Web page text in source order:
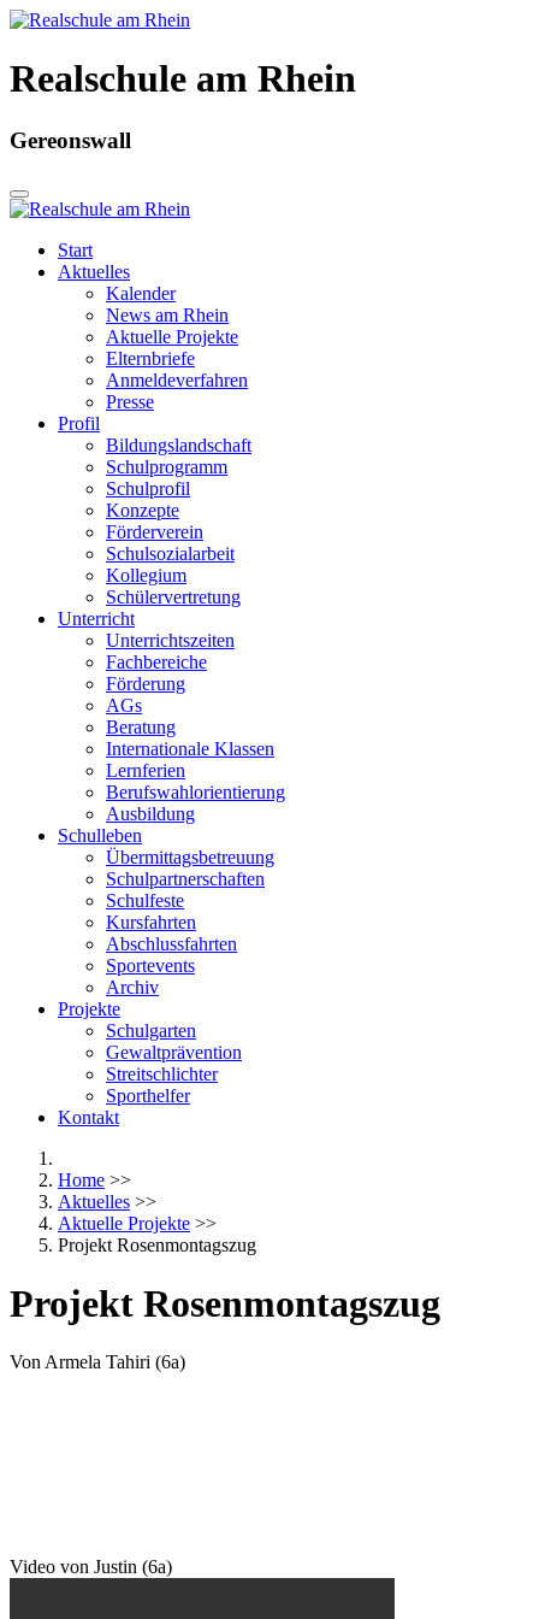
Realschule am Rhein
Gereonswall
Start
Aktuelles
Kalender
News am Rhein
Aktuelle Projekte
Elternbriefe
Anmeldeverfahren
Presse
Profil
Bildungslandschaft
Schulprogramm
Schulprofil
Konzepte
Förderverein
Schulsozialarbeit
Kollegium
Schülervertretung
Unterricht
Unterrichtszeiten
Fachbereiche
Förderung
AGs
Beratung
Internationale Klassen
Lernferien
Berufswahlorientierung
Ausbildung
Schulleben
Übermittagsbetreuung
Schulpartnerschaften
Schulfeste
Kursfahrten
Abschlussfahrten
Sportevents
Archiv
Projekte
Schulgarten
Gewaltprävention
Streitschlichter
Sporthelfer
Kontakt
Home >>
Aktuelles >>
Aktuelle Projekte >>
Projekt Rosenmontagszug
Projekt Rosenmontagszug
Von Armela Tahiri (6a)
Video von Justin (6a)